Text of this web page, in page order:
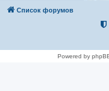
Список форумов
Powered by